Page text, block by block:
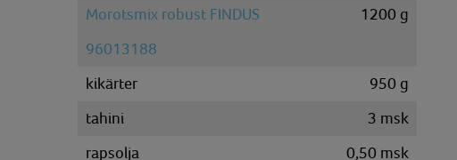
Morotsmix robust FINDUS
96013188
1200 g
kikärter 950 g
tahini
3 msk
rapsolja
0,50 msk